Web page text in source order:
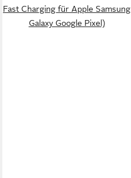
Fast Charging für Apple Samsung
Galaxy Google Pixel)